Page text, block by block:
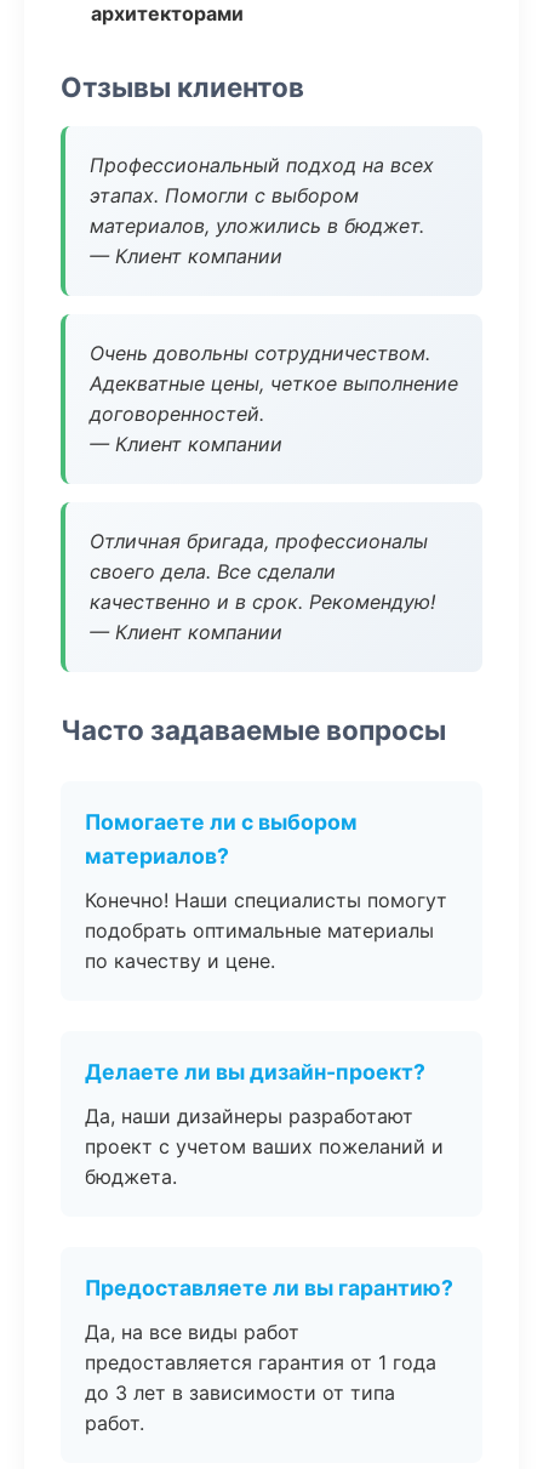
архитекторами
Отзывы клиентов
Профессиональный подход на всех
этапах. Помогли с выбором
материалов, уложились в бюджет.
— Клиент компании
Очень довольны сотрудничеством.
Адекватные цены, четкое выполнение
договоренностей.
— Клиент компании
Отличная бригада, профессионалы
своего дела. Все сделали
качественно и в срок. Рекомендую!
— Клиент компании
Часто задаваемые вопросы
Помогаете ли с выбором
материалов?
Конечно! Наши специалисты помогут
подобрать оптимальные материалы
по качеству и цене.
Делаете ли вы дизайн-проект?
Да, наши дизайнеры разработают
проект с учетом ваших пожеланий и
бюджета.
Предоставляете ли вы гарантию?
Да, на все виды работ
предоставляется гарантия от 1 года
до 3 лет в зависимости от типа
работ.